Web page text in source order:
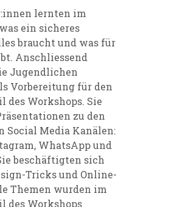
lernten im
ein sicheres
braucht und was für
Anschliessend
Jugendlichen
Vorbereitung für den
des Workshops. Sie
zu den
Social Media Kanälen:
WhatsApp und
beschäftigten sich
Tricks und Online-
Themen wurden im
des Workshops